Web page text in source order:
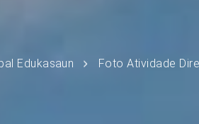
Edukasaun Foto Atividade